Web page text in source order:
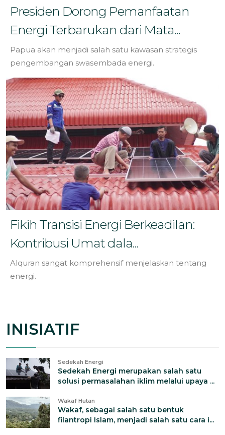
Presiden Dorong Pemanfaatan
Energi Terbarukan dari Mata...
Papua akan menjadi salah satu kawasan strategis
pengembangan swasembada energi.
Fikih Transisi Energi Berkeadilan:
Kontribusi Umat dala...
Alquran sangat komprehensif menjelaskan tentang
energi.
INISIATIF
Sedekah Energi
Sedekah Energi merupakan salah satu
solusi permasalahan iklim melalui upaya ...
Wakaf Hutan
Wakaf, sebagai salah satu bentuk
filantropi Islam, menjadi salah satu cara i...